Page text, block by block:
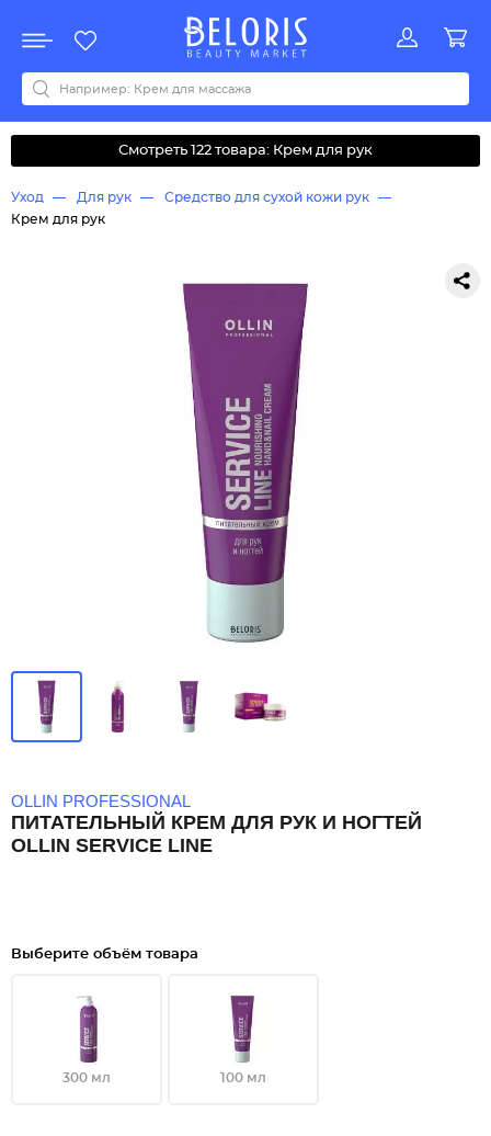
Акции
Все бренды
0-9ABCDEFGHIJKLMNOPQRSTUVWYZАБВДЗИМОКЛНПРСТУФ
Смотреть 122 товара: Крем для рук
Уход Для рук
Средство для сухой кожи рук
Крем для рук
OLLIN PROFESSIONAL
ПИТАТЕЛЬНЫЙ КРЕМ ДЛЯ РУК И НОГТЕЙ
OLLIN SERVICE LINE
Выберите объём товара
300 мл 100 мл